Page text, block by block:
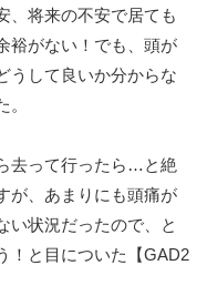
、将来の不安で居ても
裕がない！でも、頭が
うして良いか分からな
去って行ったら…と絶
が、あまりにも頭痛が
い状況だったので、と
！と目についた【GAD2